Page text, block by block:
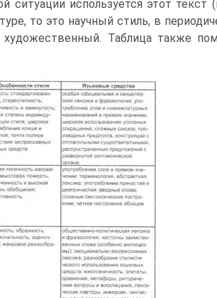
ситуации используется этот текст
то это научный стиль, в
художественный. Таблица также